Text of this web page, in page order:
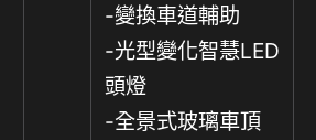
-變換車道輔助
-光型變化智慧LED
頭燈
-全景式玻璃車頂